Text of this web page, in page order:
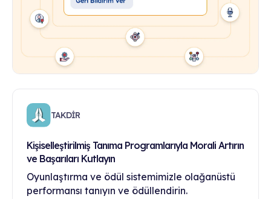
TAKDİR
Kişiselleştirilmiş Tanıma Programlarıyla Morali Artırın
ve Başarıları Kutlayın
Oyunlaştırma ve ödül sistemimizle olağanüstü
performansı tanıyın ve ödüllendirin.